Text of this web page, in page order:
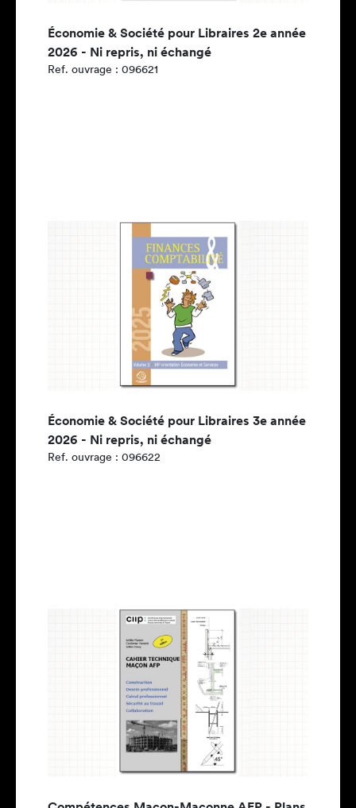
Économie & Société pour Libraires 2e année
2026 - Ni repris, ni échangé
Ref. ouvrage : 096621
Économie & Société pour Libraires 3e année
2026 - Ni repris, ni échangé
Ref. ouvrage : 096622